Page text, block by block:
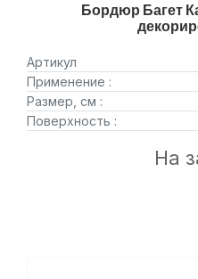
Бордюр Багет
Артикул
Применение :
Размер, см :
Поверхность :
На